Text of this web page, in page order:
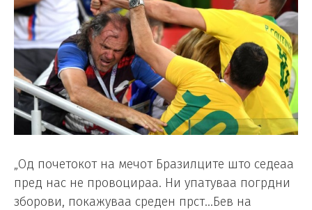
„Од почетокот на мечот Бразилците што седеаа
пред нас не провоцираа. Ни упатуваа погрдни
зборови, покажуваа среден прст…Бев на